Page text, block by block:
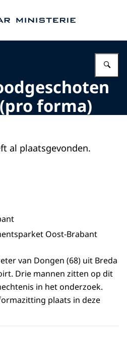
forma)
al plaatsgevonden.
Oost-Brabant
van Dongen (68) uit Breda
Drie mannen zitten op dit
in het onderzoek.
plaats in deze